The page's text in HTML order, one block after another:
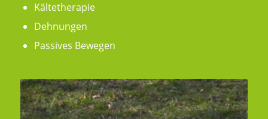
Kältetherapie
Dehnungen
Passives Bewegen